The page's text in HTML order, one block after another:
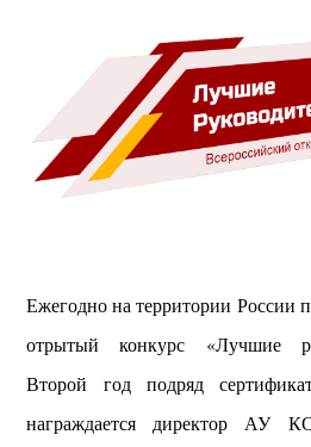
Ежегодно на территории России
отрытый конкурс «Лучшие
Второй год подряд
награждается директор АУ